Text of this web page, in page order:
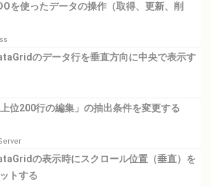
を使ったデータの操作（取得、更新、削
のデータ行を垂直方向に中央で表示す
位200行の編集」の抽出条件を変更する
の表示時にスクロール位置（垂直）を
トする